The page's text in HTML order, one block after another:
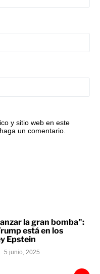
y sitio web en este
un comentario.
la gran bomba":
está en los
Epstein
5 junio, 2025